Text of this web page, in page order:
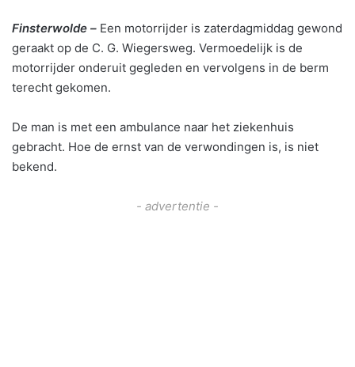
Finsterwolde – Een motorrijder is zaterdagmiddag gewond
geraakt op de C. G. Wiegersweg. Vermoedelijk is de
motorrijder onderuit gegleden en vervolgens in de berm
terecht gekomen.
De man is met een ambulance naar het ziekenhuis
gebracht. Hoe de ernst van de verwondingen is, is niet
bekend.
- advertentie -